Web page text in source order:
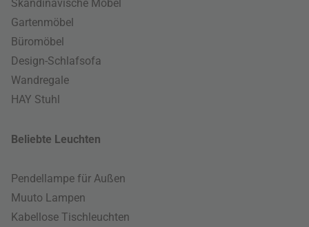
Skandinavische Möbel
Gartenmöbel
Büromöbel
Design-Schlafsofa
Wandregale
HAY Stuhl
Beliebte Leuchten
Pendellampe für Außen
Muuto Lampen
Kabellose Tischleuchten